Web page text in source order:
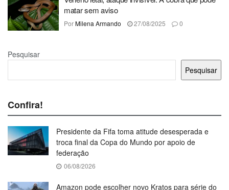
matar sem aviso
PorMilena Armando 27/08/2025 0
Pesquisar
Pesquisar
Confira!
Presidente da Fifa toma atitude desesperada e
troca final da Copa do Mundo por apoio de
federação
06/08/2026
Amazon pode escolher novo Kratos para série do